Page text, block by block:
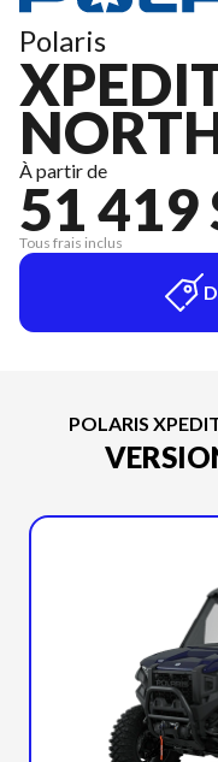
Polaris
À partir de
51 419
Tous frais inclus
POLARIS